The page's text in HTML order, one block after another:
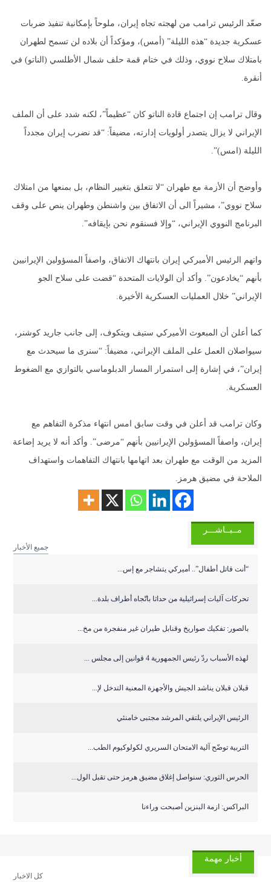
صعّد الرئيس ترامب من لهجته تجاه إيران، ملوحاً بإمكانية تنفيذ ضربات
عسكرية جديدة “هذه الليلة” (أمس)، ومؤكداً أن بلاده لن تسمح لطهران
بامتلاك سلاح نووي، وذلك في ختام قمة حلف شمال الأطلسي (الناتو) في
أنقرة.
وقال ترامب إن اجتماع قادة الناتو كان “عظيماً”، لكنه شدد على أن الملف
الإيراني لا يزال يتصدر أولويات إدارته، مضيفاً: “قد نضرب إيران مجدداً
الليلة (امس)”.
وأوضح أن الأزمة مع طهران “لا تتعلق بتغيير النظام، بل بمنعها من امتلاك
سلاح نووي”، مشيراً الى أن الاتفاق بين واشنطن وطهران ينص على وقف
البرنامج النووي الإيراني، “وإلا فسنقوم نحن بإيقافه”.
واتهم الرئيس الأميركي إيران بانتهاك الاتفاق، واصفاً المسؤولين الإيرانيين
بأنهم “يخادعون”. وأكد أن الولايات المتحدة “قضت على سلاح الجو
الإيراني” خلال العمليات العسكرية الأخيرة.
كما أعلن أن المبعوث الأميركي ستيف ويتكوف، إلى جانب جاريد كوشنر،
سيواصلان العمل على الملف الإيراني، مضيفاً: “سنرى ما سيحدث مع
إيران”، في إشارة إلى استمرار المسار الدبلوماسي بالتوازي مع الضغوط
العسكرية.
وكان ترامب قد أعلن في وقت سابق امس انتهاء مذكرة التفاهم مع
إيران، واصفاً المسؤولين الإيرانيين بأنهم “مرضى”. وأكد أنه لا يريد إضاعة
المزيد من الوقت مع طهران بعد اتهامها بانتهاك التفاهمات واستهداف
الملاحة في مضيق هرمز.
مــبــاشـــر
جميع الأخبار
“أنت قاتل أطفال”.. أميركي يتشاجر مع إس...
تحركات آليات إسرائيلية من حداثا باتّجاه أطراف بلدة...
بالصور: تفكيك صواريخ وقنابل طيران غير منفجرة من مخ...
لهذه الأسباب ردّ رئيس الجمهورية 4 قوانين إلى مجلس ...
قبلان قبلان يناشد الجيش والأجهزة المعنية التدخل لإ...
الرئيس الإيراني يلتقي المرشد مجتبى خامنئي
التربية توضّح آلية الامتحان السريري لكولوكيوم الطب...
الحرس الثوري: سنواصل إغلاق مضيق هرمز حتى تقبل الول...
البراكس: ازمة البنزين أصبحت وراءنا
أخبار مهمة
كل الاخبار